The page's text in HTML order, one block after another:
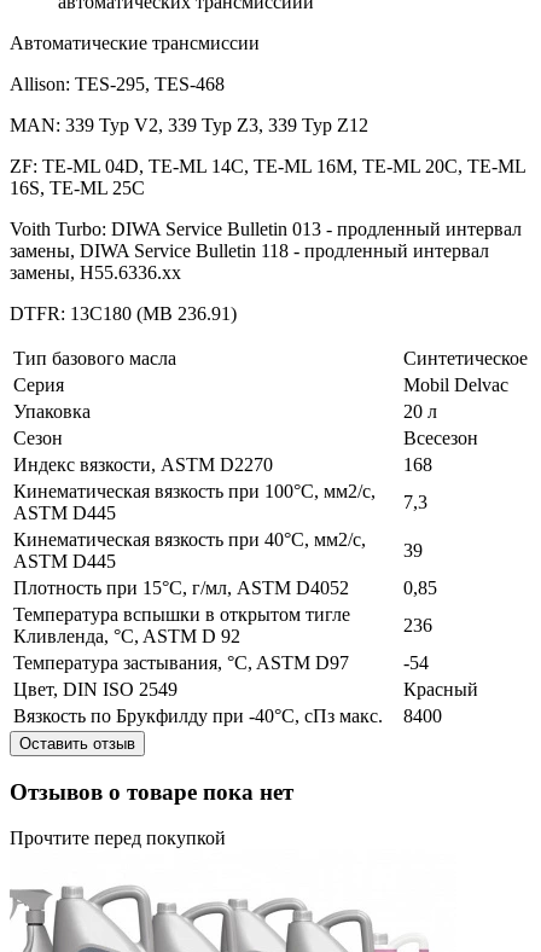
Автоматические трансмиссии
Allison: TES-295, TES-468
MAN: 339 Typ V2, 339 Typ Z3, 339 Typ Z12
ZF: TE-ML 04D, TE-ML 14C, TE-ML 16M, TE-ML 20C, TE-ML
16S, TE-ML 25C
Voith Turbo: DIWA Service Bulletin 013 - продленный интервал
замены, DIWA Service Bulletin 118 - продленный интервал
замены, H55.6336.xx
DTFR: 13C180 (MB 236.91)
Тип базового масла
Синтетическое
Серия
Mobil Delvac
Упаковка
20 л
Сезон
Всесезон
Индекс вязкости, ASTM D2270
168
Кинематическая вязкость при 100°C, мм2/с,
ASTM D445
7,3
Кинематическая вязкость при 40°C, мм2/с,
ASTM D445
39
Плотность при 15°C, г/мл, ASTM D4052
0,85
Температура вспышки в открытом тигле
Кливленда, °C, ASTM D 92
236
Температура застывания, °C, ASTM D97
-54
Цвет, DIN ISO 2549
Красный
Вязкость по Брукфилду при -40°C, cПз макс.
8400
Оставить отзыв
Отзывов о товаре пока нет
Прочтите перед покупкой